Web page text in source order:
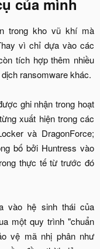
của mình​
trong kho vũ khí mà
vì chỉ dựa vào các
tích hợp thêm nhiều
ransomware khác.
ghi nhận trong hoạt
xuất hiện trong các
và DragonForce;
bố bởi Huntress vào
thực tế từ trước đó
vào hệ sinh thái của
một quy trình "chuẩn
vệ mã nhị phân như